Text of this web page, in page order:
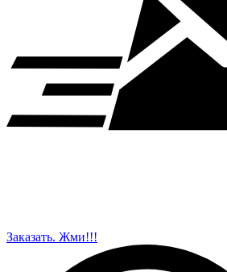
Заказать. Жми!!!